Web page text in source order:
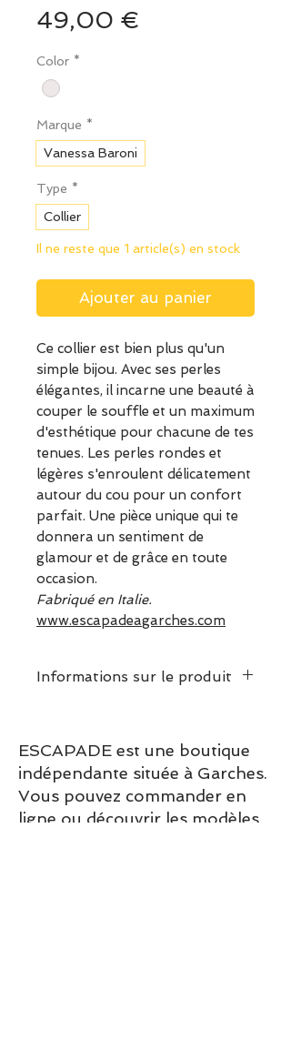
49,00 €
Color *
Marque *
Vanessa Baroni
Type *
Collier
Il ne reste que 1 article(s) en stock
Ajouter au panier
Ce collier est bien plus qu'un
simple bijou. Avec ses perles
élégantes, il incarne une beauté à
couper le souffle et un maximum
d'esthétique pour chacune de tes
tenues. Les perles rondes et
légères s'enroulent délicatement
autour du cou pour un confort
parfait. Une pièce unique qui te
donnera un sentiment de
glamour et de grâce en toute
occasion.
Fabriqué en Italie.
www.escapadeagarches.com
Informations sur le produit
réglable)
Largeur: 1,7 cm
ESCAPADE est une boutique
indépendante située à Garches.
Vous pouvez commander en
ligne ou découvrir les modèles